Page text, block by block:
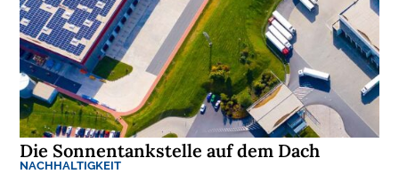
r
➔
j
e
t
z
a
b
o
n
n
i
e
r
e
n
Die Sonnentankstelle auf dem Dach
NACHHALTIGKEIT